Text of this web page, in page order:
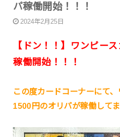
パ稼働開始！！！
2024年2月25日
【ドン！！】ワンピー
稼働開始！！！
この度カードコーナーにて
1500円のオリパが稼働してま